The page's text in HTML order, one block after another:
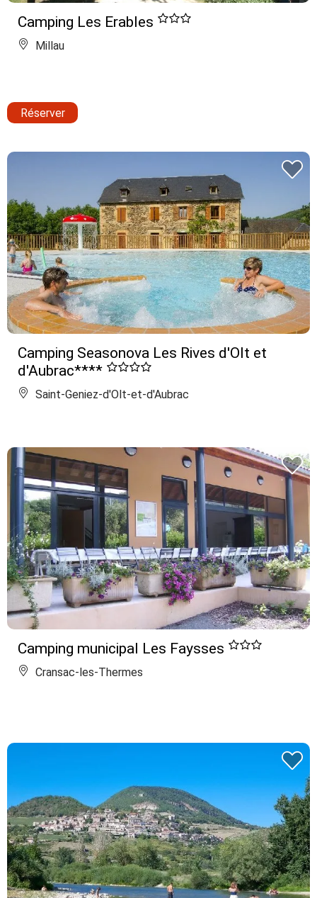
Camping Les Erables
Millau
Réserver
Camping Seasonova Les Rives d'Olt et
d'Aubrac****
Saint-Geniez-d'Olt-et-d'Aubrac
Camping municipal Les Faysses
Cransac-les-Thermes